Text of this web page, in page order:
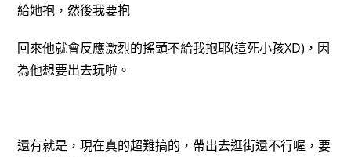
給她抱，然後我要抱
回來他就會反應激烈的搖頭不給我抱耶(這死小孩XD)，因
為他想要出去玩啦。
還有就是，現在真的超難搞的，帶出去逛街還不行喔，要